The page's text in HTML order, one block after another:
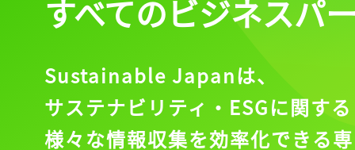
サステナビリティに
すべてのビジネスパ